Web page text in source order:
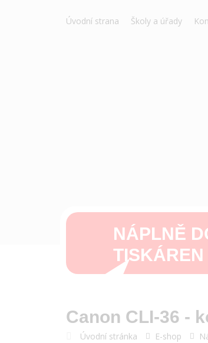
Úvodní strana Školy a úřady
NÁPLNĚ
TISKÁREN
Canon CLI-36 -
Úvodní stránka E-shop